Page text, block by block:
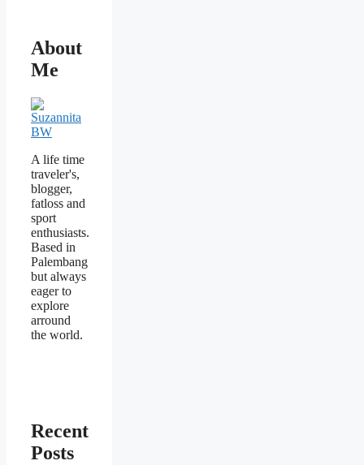
About
Me
A life time
traveler's,
blogger,
fatloss and
sport
enthusiasts.
Based in
Palembang
but always
eager to
explore
arround
the world.
Recent
Posts